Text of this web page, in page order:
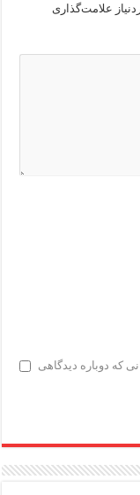
علامت‌گذاری
که دوباره دیدگاهی